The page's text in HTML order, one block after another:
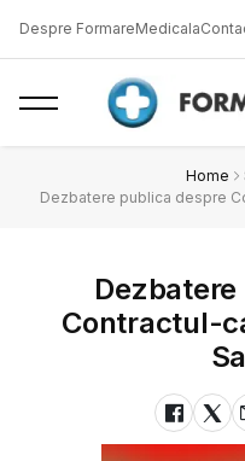
Despre FormareMedicala
Home
Dezbatere publica despre
Contractul-